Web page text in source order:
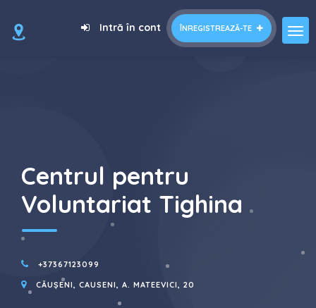
ÎNREGISTREAZĂ-TE
Intră în cont
Centrul pentru
Voluntariat Tighina
+37367123099
CĂUȘENI, CAUSENI, A. MATEEVICI, 20